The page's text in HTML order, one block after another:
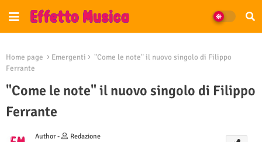
Home page Emergenti
"Come le note" il nuovo singolo di Filippo
Ferrante
"Come le note" il nuovo singolo di Filippo
Ferrante
Author -
Redazione